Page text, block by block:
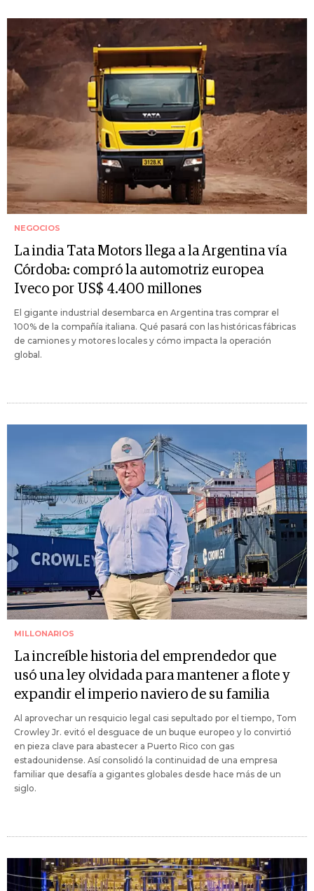
NEGOCIOS
La india Tata Motors llega a la Argentina vía
Córdoba: compró la automotriz europea
Iveco por US$ 4.400 millones
El gigante industrial desembarca en Argentina tras comprar el
100% de la compañía italiana. Qué pasará con las históricas fábricas
de camiones y motores locales y cómo impacta la operación
global.
MILLONARIOS
La increíble historia del emprendedor que
usó una ley olvidada para mantener a flote y
expandir el imperio naviero de su familia
Al aprovechar un resquicio legal casi sepultado por el tiempo, Tom
Crowley Jr. evitó el desguace de un buque europeo y lo convirtió
en pieza clave para abastecer a Puerto Rico con gas
estadounidense. Así consolidó la continuidad de una empresa
familiar que desafía a gigantes globales desde hace más de un
siglo.